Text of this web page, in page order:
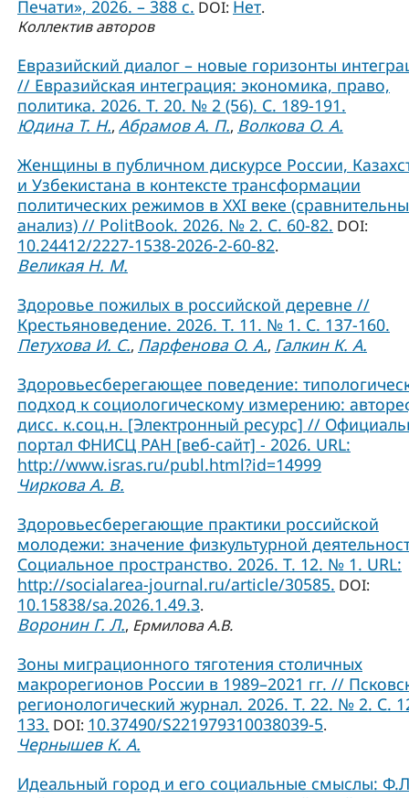
Печати», 2026. – 388 с. DOI: Нет.
Коллектив авторов
Евразийский диалог – новые горизонты
// Евразийская интеграция: экономика, право,
политика. 2026. Т. 20. № 2 (56). С. 189-191.
Юдина Т. Н., Абрамов А. П., Волкова О. А.
Женщины в публичном дискурсе России,
и Узбекистана в контексте трансформации
политических режимов в XXI веке
анализ) // PolitBook. 2026. № 2. С. 60-82. DOI:
10.24412/2227-1538-2026-2-60-82.
Великая Н. М.
Здоровье пожилых в российской деревне //
Крестьяноведение. 2026. Т. 11. № 1. С. 137-160.
Петухова И. С., Парфенова О. А., Галкин К. А.
Здоровьесберегающее поведение:
подход к социологическому измерению:
дисс. к.соц.н. [Электронный ресурс] //
портал ФНИСЦ РАН [веб-сайт] - 2026. URL:
http://www.isras.ru/publ.html?id=14999
Чиркова А. В.
Здоровьесберегающие практики российской
молодежи: значение физкультурной
Социальное пространство. 2026. Т. 12. № 1. URL:
http://socialarea-journal.ru/article/30585. DOI:
10.15838/sa.2026.1.49.3.
Воронин Г. Л., Ермилова А.В.
Зоны миграционного тяготения столичных
макрорегионов России в 1989–2021 гг. //
регионологический журнал. 2026. Т. 22. № 2. С.
133. DOI: 10.37490/S221979310038039-5.
Чернышев К. А.
Идеальный город и его социальные смыслы: